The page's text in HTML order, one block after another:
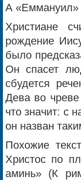
А «Еммануил»
Христиане
рождение
было
Он спасет
сбудется
Дева во
что значит: с
он назван
Похожие
Христос по
аминь» (К